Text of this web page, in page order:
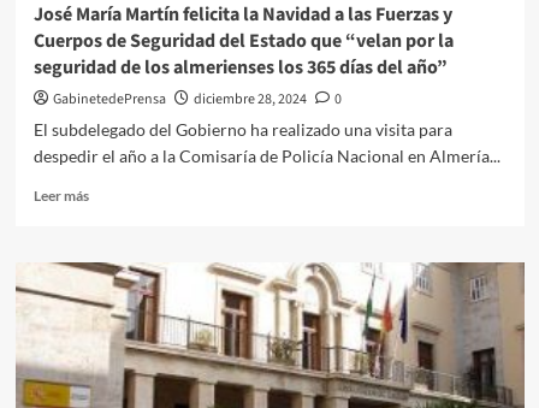
José María Martín felicita la Navidad a las Fuerzas y
Cuerpos de Seguridad del Estado que “velan por la
seguridad de los almerienses los 365 días del año”
GabinetedePrensa diciembre 28, 2024
0
El subdelegado del Gobierno ha realizado una visita para
despedir el año a la Comisaría de Policía Nacional en Almería...
Leer másLeer
José
María
Martín
felicita
Navidad
a